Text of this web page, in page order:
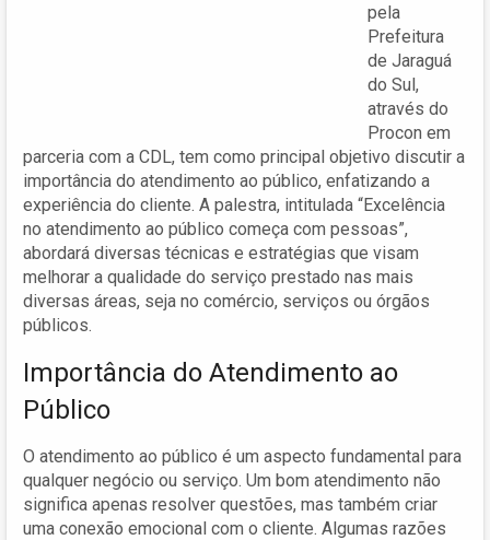
pela
Prefeitura
de Jaraguá
do Sul,
através do
Procon em
parceria com a CDL, tem como principal objetivo discutir a
importância do atendimento ao público, enfatizando a
experiência do cliente. A palestra, intitulada “Excelência
no atendimento ao público começa com pessoas”,
abordará diversas técnicas e estratégias que visam
melhorar a qualidade do serviço prestado nas mais
diversas áreas, seja no comércio, serviços ou órgãos
públicos.
Importância do Atendimento ao
Público
O atendimento ao público é um aspecto fundamental para
qualquer negócio ou serviço. Um bom atendimento não
significa apenas resolver questões, mas também criar
uma conexão emocional com o cliente. Algumas razões